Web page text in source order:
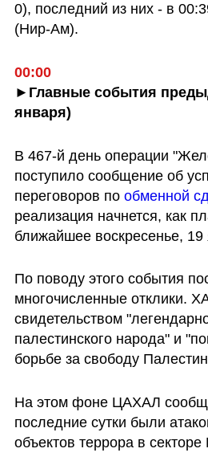
0), последний из них - в
(Нир-Ам).
00:00
►Главные события
января)
В 467-й день операции
поступило сообщение об
переговоров по обменной
реализация начнется, как
ближайшее воскресенье, 19
По поводу этого события
многочисленные отклики.
свидетельством
палестинского народа" и
борьбе за свободу
На этом фоне ЦАХАЛ
последние сутки были
объектов террора в секторе